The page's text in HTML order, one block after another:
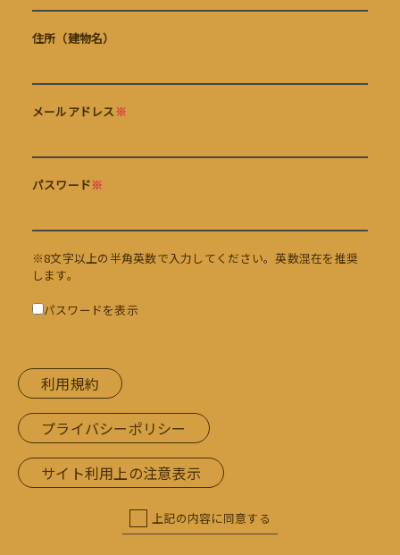
住所（建物名）
メールアドレス ※
パスワード※
※8文字以上の半角英数で入力してください。英数混在を推奨
します。
パスワードを表示
利用規約
プライバシーポリシー
サイト利用上の注意表示
上記の内容に同意する